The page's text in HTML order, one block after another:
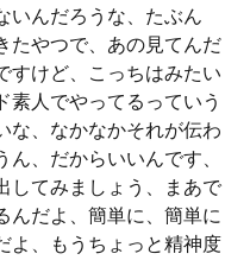
いんだろうな、たぶん
たやつで、あの見てんだ
すけど、こっちはみたい
素人でやってるっていう
な、なかなかそれが伝わ
、だからいいんです、
してみましょう、まあで
んだよ、簡単に、簡単に
よ、もうちょっと精神度